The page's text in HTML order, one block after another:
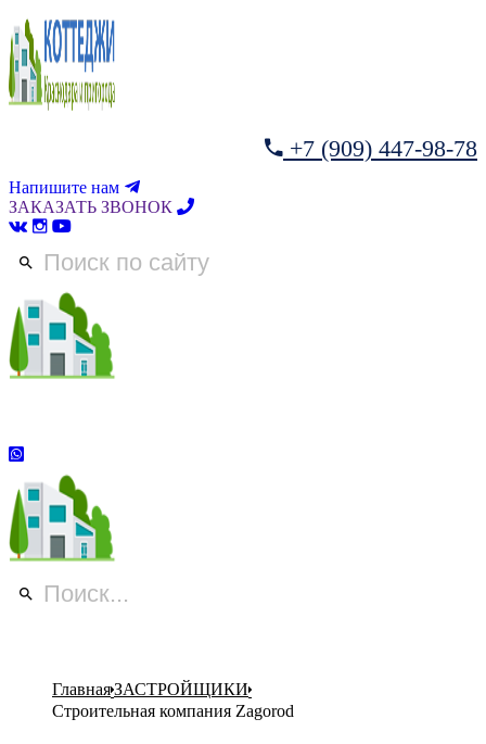
+7 (909) 447-98-78
Напишите нам
ЗАКАЗАТЬ ЗВОНОК
ГлавнаяЗАСТРОЙЩИКИ
Строительная компания Zagorod